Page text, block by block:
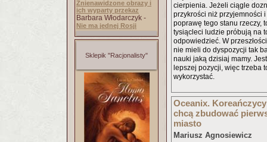
Znienawidzone obrazy i
ich wyparty przekaz
Barbara Włodarczyk -
Nie ma jednej Rosji
Sklepik "Racjonalisty"
cierpienia. Jeżeli ciągle
przykrości niż przyjemności
poprawę tego stanu rzeczy,
tysiącleci ludzie próbują na
odpowiedzieć. W
nie mieli do dyspozycji tak
nauki jaką dzisiaj mamy.
lepszej pozycji, więc trzeba
wykorzystać.
Oceanix. Koreańczycy
chcą zbudować
miasto
Mariusz Agnosiewicz